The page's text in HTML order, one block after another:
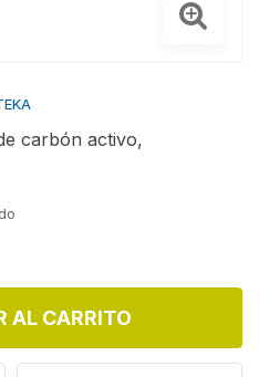
carbón activo,
AL CARRITO